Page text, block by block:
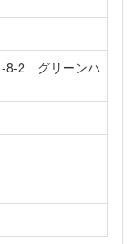
8-2 グリーンハ